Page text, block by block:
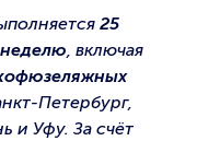
25
, включая
Петербург,
и Уфу. За счёт